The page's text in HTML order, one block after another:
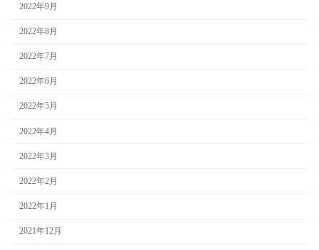
2022年9月
2022年8月
2022年7月
2022年6月
2022年5月
2022年4月
2022年3月
2022年2月
2022年1月
2021年12月